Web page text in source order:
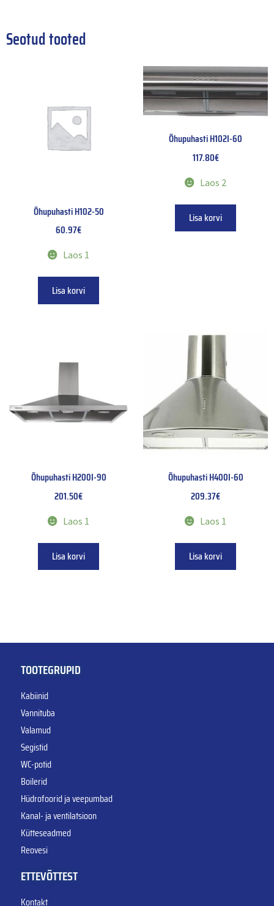
Seotud tooted
Õhupuhasti H102-50
60.97€
Laos 1
Lisa korvi
Õhupuhasti H102I-60
117.80€
Laos 2
Lisa korvi
Õhupuhasti H200I-90
201.50€
Laos 1
Lisa korvi
Õhupuhasti H400I-60
209.37€
Laos 1
Lisa korvi
TOOTEGRUPID
Kabiinid
Vannituba
Valamud
Segistid
WC-potid
Boilerid
Hüdrofoorid ja veepumbad
Kanal- ja ventilatsioon
Kütteseadmed
Reovesi
ETTEVÕTTEST
Kontakt